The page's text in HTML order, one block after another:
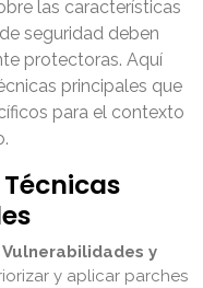
las características
seguridad deben
protectoras. Aquí
principales que
para el contexto
y
y aplicar parches